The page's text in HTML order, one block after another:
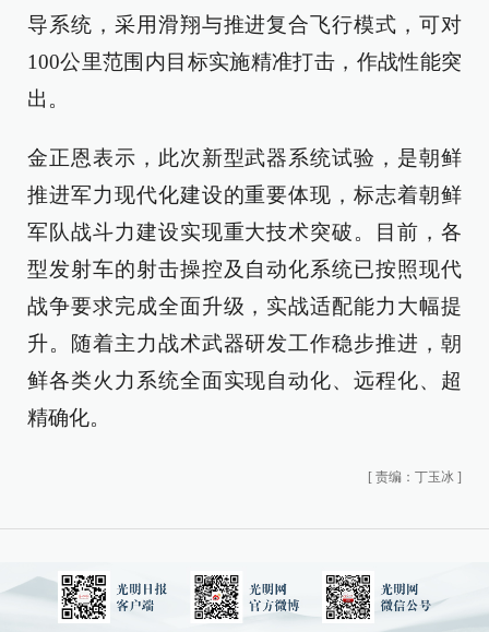
导系统，采用滑翔与推进复合飞行模式，可对
100公里范围内目标实施精准打击，作战性能突
出。
金正恩表示，此次新型武器系统试验，是朝鲜
推进军力现代化建设的重要体现，标志着朝鲜
军队战斗力建设实现重大技术突破。目前，各
型发射车的射击操控及自动化系统已按照现代
战争要求完成全面升级，实战适配能力大幅提
升。随着主力战术武器研发工作稳步推进，朝
鲜各类火力系统全面实现自动化、远程化、超
精确化。
[ 责编：丁玉冰 ]